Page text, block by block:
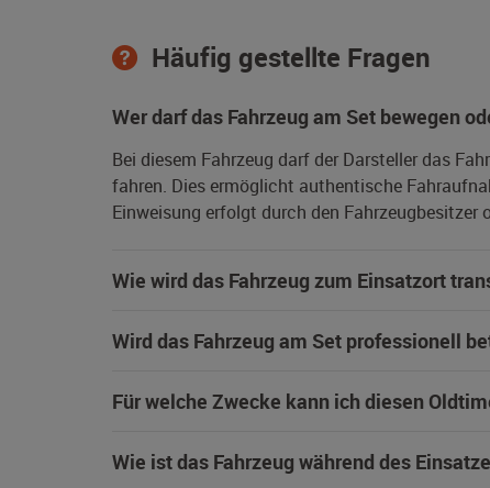
Häufig gestellte Fragen
Wer darf das Fahrzeug am Set bewegen
Bei diesem Fahrzeug darf der Darsteller das
fahren. Dies ermöglicht authentische
Einweisung erfolgt durch den Fahrzeugbesitzer
Wie wird das Fahrzeug zum Einsatzort
Wird das Fahrzeug am Set professionell
Für welche Zwecke kann ich diesen
Wie ist das Fahrzeug während des